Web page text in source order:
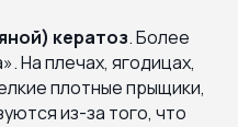
кератоз. Более
На плечах, ягодицах,
плотные прыщики,
из-за того, что